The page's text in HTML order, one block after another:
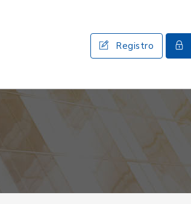
Registro